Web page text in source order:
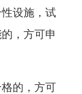
设施，试
，方可申
的，方可